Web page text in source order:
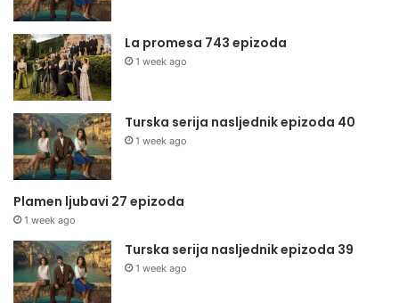
La promesa 743 epizoda
1 week ago
Turska serija nasljednik epizoda 40
1 week ago
Plamen ljubavi 27 epizoda
1 week ago
Turska serija nasljednik epizoda 39
1 week ago